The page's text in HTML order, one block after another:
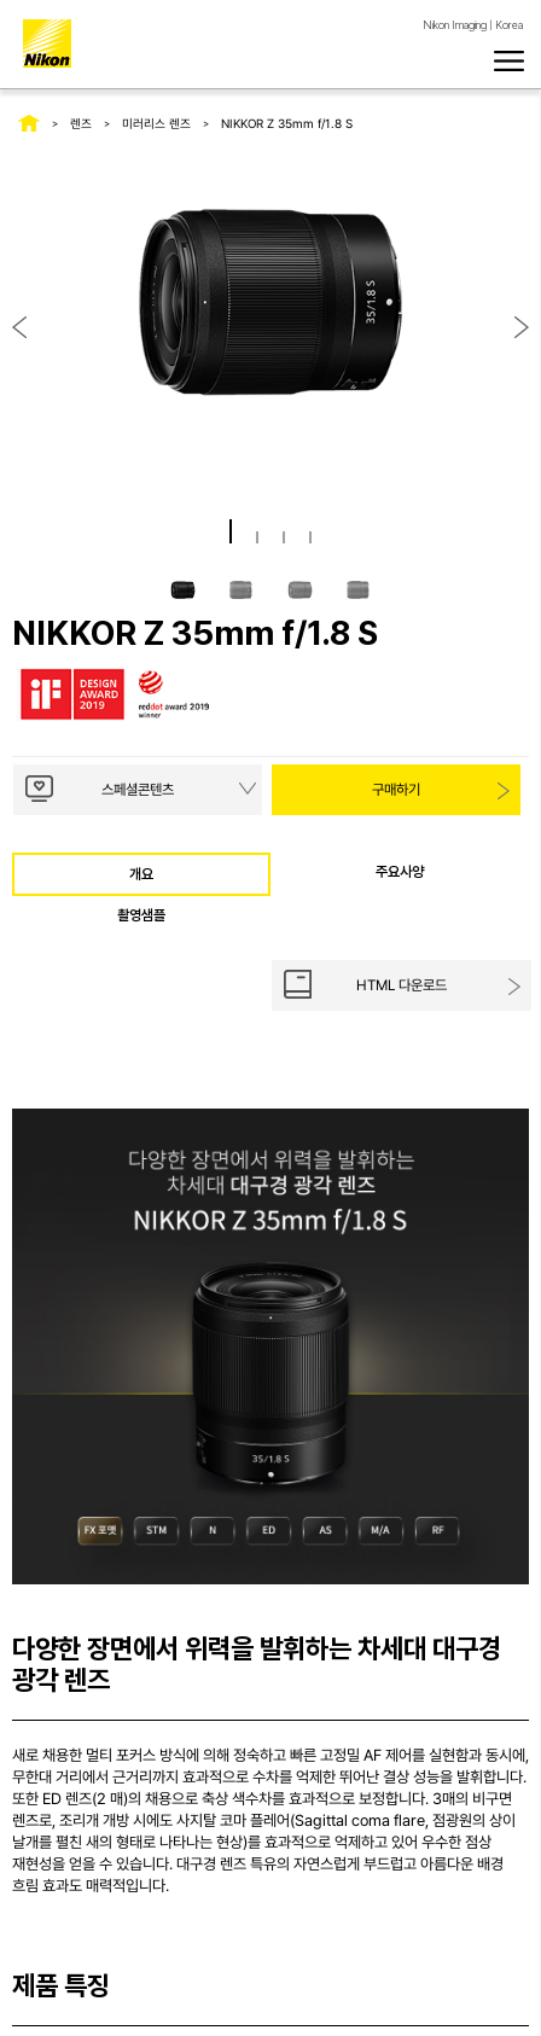
Nikon Imaging | Korea
렌즈 미러리스 렌즈 NIKKOR Z 35mm f/1.8 S
NIKKOR Z 35mm f/1.8 S
스페셜콘텐츠 구매하기
개요 주요사양
촬영샘플
HTML 다운로드
다양한 장면에서 위력을 발휘하는 차세대 대구경
광각 렌즈
새로 채용한 멀티 포커스 방식에 의해 정숙하고 빠른 고정밀 AF 제어를 실현함과 동시에,
무한대 거리에서 근거리까지 효과적으로 수차를 억제한 뛰어난 결상 성능을 발휘합니다.
또한 ED 렌즈(2 매)의 채용으로 축상 색수차를 효과적으로 보정합니다. 3매의 비구면
렌즈로, 조리개 개방 시에도 사지탈 코마 플레어(Sagittal coma flare, 점광원의 상이
날개를 펼친 새의 형태로 나타나는 현상)를 효과적으로 억제하고 있어 우수한 점상
재현성을 얻을 수 있습니다. 대구경 렌즈 특유의 자연스럽게 부드럽고 아름다운 배경
흐림 효과도 매력적입니다.
제품 특징